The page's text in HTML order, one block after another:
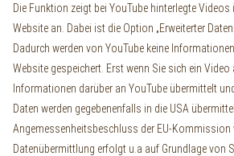
Die Funktion zeigt bei YouTube hinterlegte
Website an. Dabei ist die Option „Erweiterter
Dadurch werden von YouTube keine
Website gespeichert. Erst wenn Sie sich ein Video
Informationen darüber an YouTube übermittelt
Daten werden gegebenenfalls in die USA
Angemessenheitsbeschluss der EU-Kommission
Datenübermittlung erfolgt u.a auf Grundlage von